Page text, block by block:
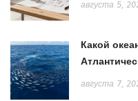
августа 5,
Какой
августа 7,